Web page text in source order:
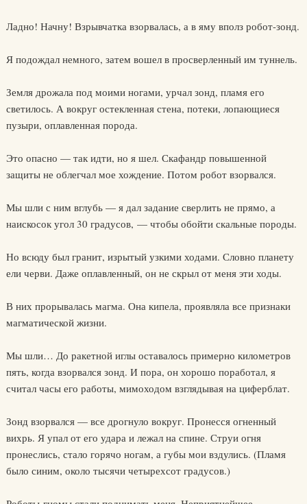
Ладно! Начну! Взрывчатка взорвалась, а в яму вполз робот-зонд.
Я подождал немного, затем вошел в просверленный им туннель.
Земля дрожала под моими ногами, урчал зонд, пламя его
светилось. А вокруг остекленная стена, потеки, лопающиеся
пузыри, оплавленная порода.
Это опасно — так идти, но я шел. Скафандр повышенной
защиты не облегчал мое хождение. Потом робот взорвался.
Мы шли с ним вглубь — я дал задание сверлить не прямо, а
наискосок угол 30 градусов, — чтобы обойти скальные породы.
Но всюду был гранит, изрытый узкими ходами. Словно планету
ели черви. Даже оплавленный, он не скрыл от меня эти ходы.
В них прорывалась магма. Она кипела, проявляла все признаки
магматической жизни.
Мы шли… До ракетной иглы оставалось примерно километров
пять, когда взорвался зонд. И пора, он хорошо поработал, я
считал часы его работы, мимоходом взглядывая на циферблат.
Зонд взорвался — все дрогнуло вокруг. Пронесся огненный
вихрь. Я упал от его удара и лежал на спине. Струи огня
пронеслись, стало горячо ногам, а губы мои вздулись. (Пламя
было синим, около тысячи четырехсот градусов.)